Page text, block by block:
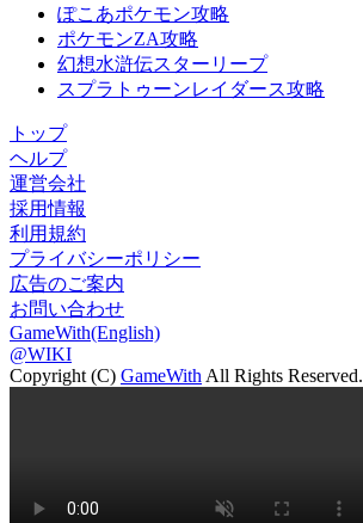
ぽこあポケモン攻略
ポケモンZA攻略
幻想水滸伝スターリープ
スプラトゥーンレイダース攻略
トップ
ヘルプ
運営会社
採用情報
利用規約
プライバシーポリシー
広告のご案内
お問い合わせ
GameWith(English)
@WIKI
Copyright (C) GameWith All Rights Reserved.